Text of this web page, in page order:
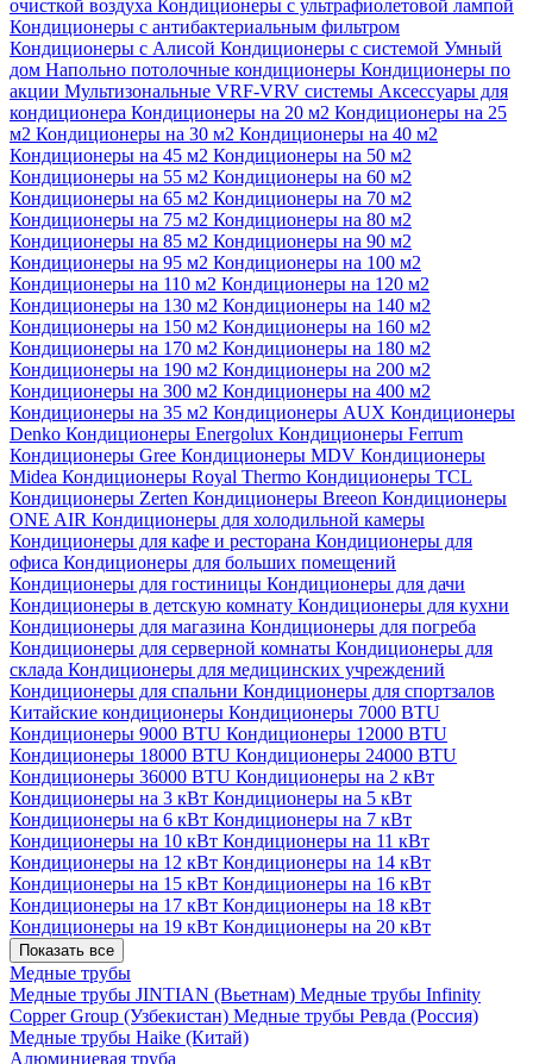
очисткой воздуха Кондиционеры с ультрафиолетовой лампой
Кондиционеры с антибактериальным фильтром
Кондиционеры с Алисой Кондиционеры с системой Умный
дом Напольно потолочные кондиционеры Кондиционеры по
акции Мультизональные VRF-VRV системы Аксессуары для
кондиционера Кондиционеры на 20 м2 Кондиционеры на 25
м2 Кондиционеры на 30 м2 Кондиционеры на 40 м2
Кондиционеры на 45 м2 Кондиционеры на 50 м2
Кондиционеры на 55 м2 Кондиционеры на 60 м2
Кондиционеры на 65 м2 Кондиционеры на 70 м2
Кондиционеры на 75 м2 Кондиционеры на 80 м2
Кондиционеры на 85 м2 Кондиционеры на 90 м2
Кондиционеры на 95 м2 Кондиционеры на 100 м2
Кондиционеры на 110 м2 Кондиционеры на 120 м2
Кондиционеры на 130 м2 Кондиционеры на 140 м2
Кондиционеры на 150 м2 Кондиционеры на 160 м2
Кондиционеры на 170 м2 Кондиционеры на 180 м2
Кондиционеры на 190 м2 Кондиционеры на 200 м2
Кондиционеры на 300 м2 Кондиционеры на 400 м2
Кондиционеры на 35 м2 Кондиционеры AUX Кондиционеры
Denko Кондиционеры Energolux Кондиционеры Ferrum
Кондиционеры Gree Кондиционеры MDV Кондиционеры
Midea Кондиционеры Royal Thermo Кондиционеры TCL
Кондиционеры Zerten Кондиционеры Breeon Кондиционеры
ONE AIR Кондиционеры для холодильной камеры
Кондиционеры для кафе и ресторана Кондиционеры для
офиса Кондиционеры для больших помещений
Кондиционеры для гостиницы Кондиционеры для дачи
Кондиционеры в детскую комнату Кондиционеры для кухни
Кондиционеры для магазина Кондиционеры для погреба
Кондиционеры для серверной комнаты Кондиционеры для
склада Кондиционеры для медицинских учреждений
Кондиционеры для спальни Кондиционеры для спортзалов
Китайские кондиционеры Кондиционеры 7000 BTU
Кондиционеры 9000 BTU Кондиционеры 12000 BTU
Кондиционеры 18000 BTU Кондиционеры 24000 BTU
Кондиционеры 36000 BTU Кондиционеры на 2 кВт
Кондиционеры на 3 кВт Кондиционеры на 5 кВт
Кондиционеры на 6 кВт Кондиционеры на 7 кВт
Кондиционеры на 10 кВт Кондиционеры на 11 кВт
Кондиционеры на 12 кВт Кондиционеры на 14 кВт
Кондиционеры на 15 кВт Кондиционеры на 16 кВт
Кондиционеры на 17 кВт Кондиционеры на 18 кВт
Кондиционеры на 19 кВт Кондиционеры на 20 кВт
Показать все
Медные трубы
Медные трубы JINTIAN (Вьетнам) Медные трубы Infinity
Copper Group (Узбекистан) Медные трубы Ревда (Россия)
Медные трубы Haike (Китай)
Алюминиевая труба